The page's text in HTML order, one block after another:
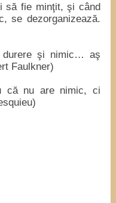
să fie minţit, şi când
se dezorganizează.
durere şi nimic… aş
Faulkner)
că nu are nimic, ci